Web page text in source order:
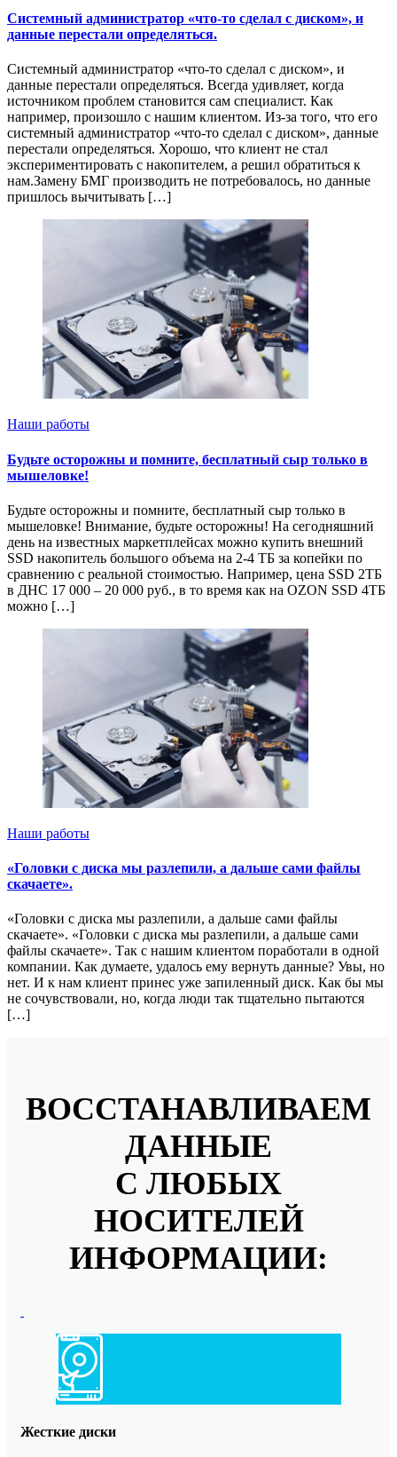
Системный администратор «что-то сделал с диском», и
данные перестали определяться.
Системный администратор «что-то сделал с диском», и
данные перестали определяться. Всегда удивляет, когда
источником проблем становится сам специалист. Как
например, произошло с нашим клиентом. Из-за того, что его
системный администратор «что-то сделал с диском», данные
перестали определяться. Хорошо, что клиент не стал
экспериментировать с накопителем, а решил обратиться к
нам.Замену БМГ производить не потребовалось, но данные
пришлось вычитывать […]
Наши работы
Будьте осторожны и помните, бесплатный сыр только в
мышеловке!
Будьте осторожны и помните, бесплатный сыр только в
мышеловке! Внимание, будьте осторожны! На сегодняшний
день на известных маркетплейсах можно купить внешний
SSD накопитель большого объема на 2-4 ТБ за копейки по
сравнению с реальной стоимостью. Например, цена SSD 2ТБ
в ДНС 17 000 – 20 000 руб., в то время как на OZON SSD 4ТБ
можно […]
Наши работы
«Головки с диска мы разлепили, а дальше сами файлы
скачаете».
«Головки с диска мы разлепили, а дальше сами файлы
скачаете». «Головки с диска мы разлепили, а дальше сами
файлы скачаете». Так с нашим клиентом поработали в одной
компании. Как думаете, удалось ему вернуть данные? Увы, но
нет. И к нам клиент принес уже запиленный диск. Как бы мы
не сочувствовали, но, когда люди так тщательно пытаются
[…]
ВОССТАНАВЛИВАЕМ
ДАННЫЕ
С ЛЮБЫХ
НОСИТЕЛЕЙ
ИНФОРМАЦИИ:
Жесткие диски